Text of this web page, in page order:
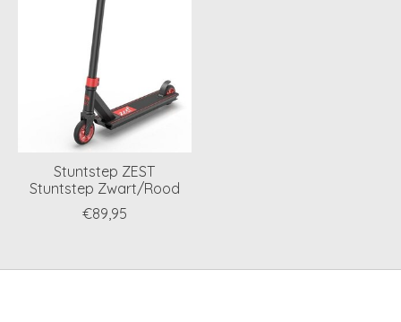
Stuntstep ZEST
Stuntstep Zwart/Rood
€89,95